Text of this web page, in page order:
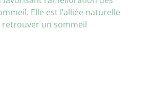
Elle est l’alliée naturelle
retrouver un sommeil